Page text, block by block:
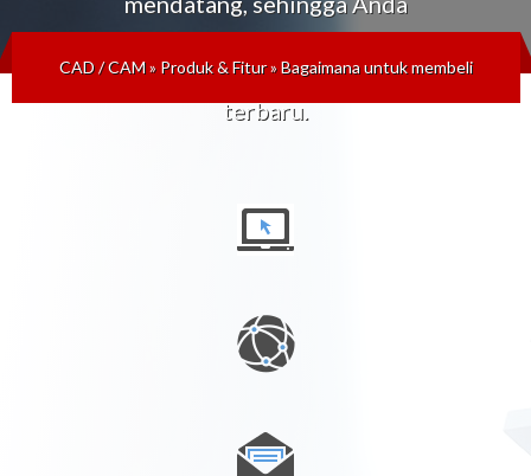
selalu dapat mengikuti
perkembangan teknologi
terbaru.
CAD / CAM» Produk & Fitur»Bagaimana untuk membeli